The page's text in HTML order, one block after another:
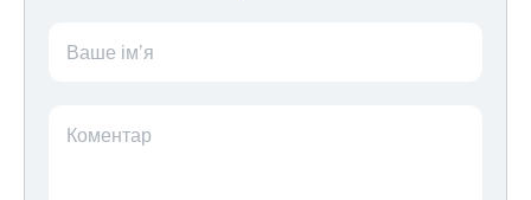
Ваше ім’я
Коментар